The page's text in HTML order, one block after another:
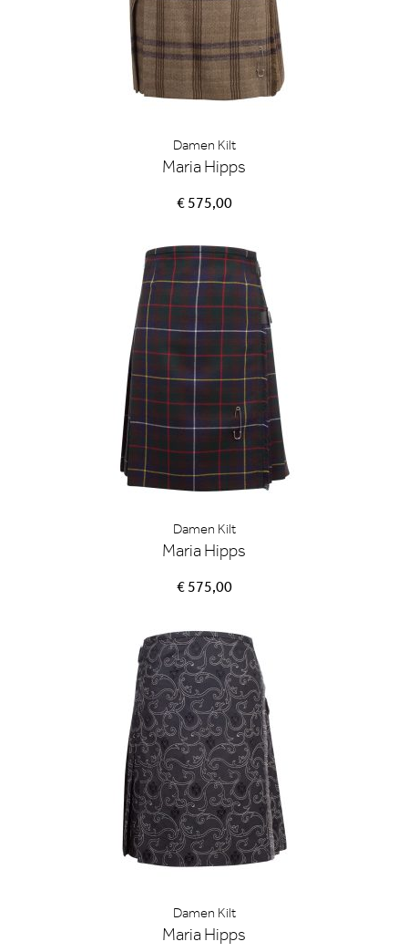
Damen Kilt
Maria Hipps
€ 575,00
Damen Kilt
Maria Hipps
€ 575,00
Damen Kilt
Maria Hipps